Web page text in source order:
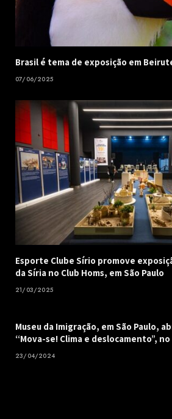
Brasil é tema de exposição em
07/06/2025
Esporte Clube Sírio promove
da Síria no Club Homs, em São Paulo
21/03/2025
Museu da Imigração, em São Paulo,
“Mova-se! Clima e deslocamento”,
23/04/2024